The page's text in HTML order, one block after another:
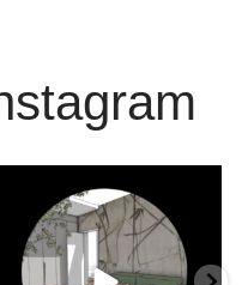
È ora di andare a dormire..
Niente di meglio di